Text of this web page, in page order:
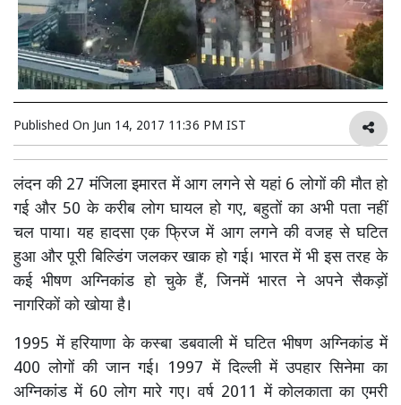
Published On Jun 14, 2017 11:36 PM IST
लंदन की 27 मंजिला इमारत में आग लगने से यहां 6 लोगों की मौत हो
गई और 50 के करीब लोग घायल हो गए, बहुतों का अभी पता नहीं
चल पाया। यह हादसा एक फ्रिज में आग लगने की वजह से घटित
हुआ और पूरी बिल्डिंग जलकर खाक हो गई। भारत में भी इस तरह के
कई भीषण अग्निकांड हो चुके हैं, जिनमें भारत ने अपने सैकड़ों
नागरिकों को खोया है।
1995 में हरियाणा के कस्बा डबवाली में घटित भीषण अग्निकांड में
400 लोगों की जान गई। 1997 में दिल्ली में उपहार सिनेमा का
अग्निकांड में 60 लोग मारे गए। वर्ष 2011 में कोलकाता का एमरी